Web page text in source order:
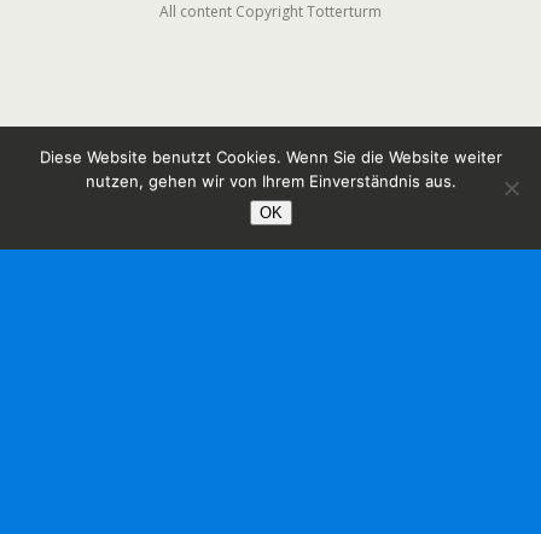
All content Copyright Totterturm
Diese Website benutzt Cookies. Wenn Sie die Website weiter
nutzen, gehen wir von Ihrem Einverständnis aus.
OK